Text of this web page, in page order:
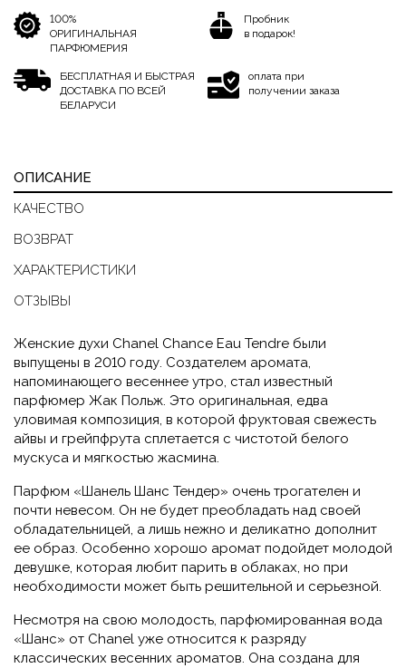
100%
ОРИГИНАЛЬНАЯ
ПАРФЮМЕРИЯ
Пробник
в подарок!
БЕСПЛАТНАЯ И БЫСТРАЯ
ДОСТАВКА ПО ВСЕЙ
БЕЛАРУСИ
оплата при
получении заказа
ОПИСАНИЕ
КАЧЕСТВО
ВОЗВРАТ
ХАРАКТЕРИСТИКИ
ОТЗЫВЫ
Женские духи Chanel Chance Eau Tendre были
выпущены в 2010 году. Создателем аромата,
напоминающего весеннее утро, стал известный
парфюмер Жак Польж. Это оригинальная, едва
уловимая композиция, в которой фруктовая свежесть
айвы и грейпфрута сплетается с чистотой белого
мускуса и мягкостью жасмина.
Парфюм «Шанель Шанс Тендер» очень трогателен и
почти невесом. Он не будет преобладать над своей
обладательницей, а лишь нежно и деликатно дополнит
ее образ. Особенно хорошо аромат подойдет молодой
девушке, которая любит парить в облаках, но при
необходимости может быть решительной и серьезной.
Несмотря на свою молодость, парфюмированная вода
«Шанс» от Chanel уже относится к разряду
классических весенних ароматов. Она создана для